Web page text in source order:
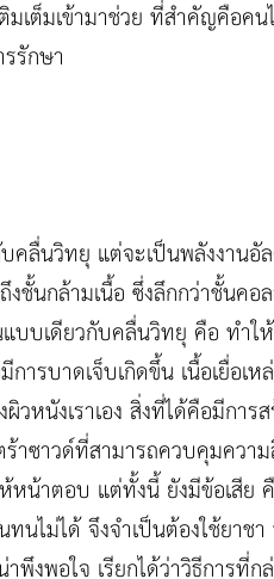
มเต็มเข้ามาช่วย ที่สำคัญคือค
รักษา
คลื่นวิทยุ แต่จะเป็นพลังงานอั
ชั้นกล้ามเนื้อ ซึ่งลึกกว่าชั้นคอ
บเดียวกับคลื่นวิทยุ คือ ทำให้
ารบาดเจ็บเกิดขึ้น เนื้อเยื่อเ
หนังเราเอง สิ่งที่ได้คือมีการ
ซาวด์ที่สามารถควบคุมควา
หน้าตอบ แต่ทั้งนี้ ยังมีข้อเสีย
นไม่ได้ จึงจำเป็นต้องใช้ยาช
งพอใจ เรียกได้ว่าวิธีการที่